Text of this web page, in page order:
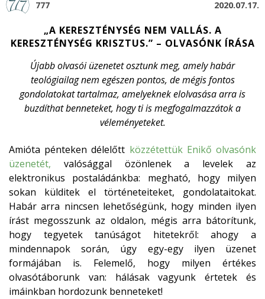
777 2020.07.17.
„A KERESZTÉNYSÉG NEM VALLÁS. A
KERESZTÉNYSÉG KRISZTUS.” – OLVASÓNK ÍRÁSA
Újabb olvasói üzenetet osztunk meg, amely habár
teológiailag nem egészen pontos, de mégis fontos
gondolatokat tartalmaz, amelyeknek elolvasása arra is
buzdíthat benneteket, hogy ti is megfogalmazzátok a
véleményeteket.
Amióta pénteken délelőtt közzétettük Enikő olvasónk
üzenetét, valósággal özönlenek a levelek az
elektronikus postaládánkba: megható, hogy milyen
sokan külditek el történeteiteket, gondolataitokat.
Habár arra nincsen lehetőségünk, hogy minden ilyen
írást megosszunk az oldalon, mégis arra bátorítunk,
hogy tegyetek tanúságot hitetekről: ahogy a
mindennapok során, úgy egy-egy ilyen üzenet
formájában is. Felemelő, hogy milyen értékes
olvasótáborunk van: hálásak vagyunk értetek és
imáinkban hordozunk benneteket!